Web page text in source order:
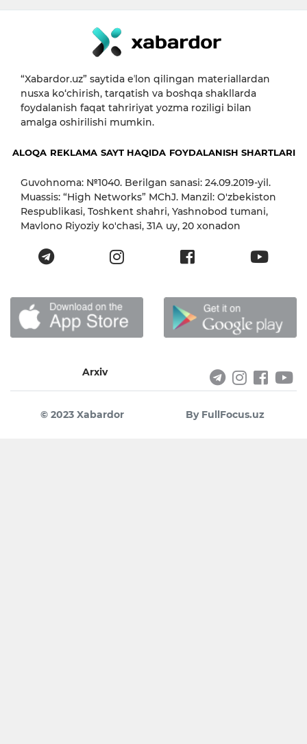
“Xabardor.uz” saytida eʼlon qilingan materiallardan
nusxa ko‘chirish, tarqatish va boshqa shakllarda
foydalanish faqat tahririyat yozma roziligi bilan
amalga oshirilishi mumkin.
ALOQA REKLAMA SAYT HAQIDA FOYDALANISH SHARTLARI
Guvohnoma: №1040. Berilgan sanasi: 24.09.2019-yil.
Muassis: “High Networks” MChJ. Manzil: O'zbekiston
Respublikasi, Toshkent shahri, Yashnobod tumani,
Mavlono Riyoziy ko'chasi, 31А uy, 20 xonadon
Arxiv
© 2023 Xabardor By FullFocus.uz